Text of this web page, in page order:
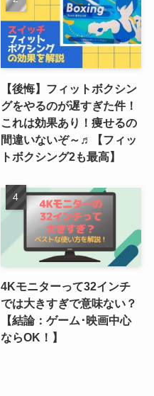
【後悔】フィットボクシン
グをやるのが遅すぎた件！
これは効果あり！痩せるの
間違いないぞ～♬【フィッ
トボクシング2も最高】
4Kモニターって32インチ
では大きすぎで意味ない？
【結論：ゲーム･映画中心
ならOK！】